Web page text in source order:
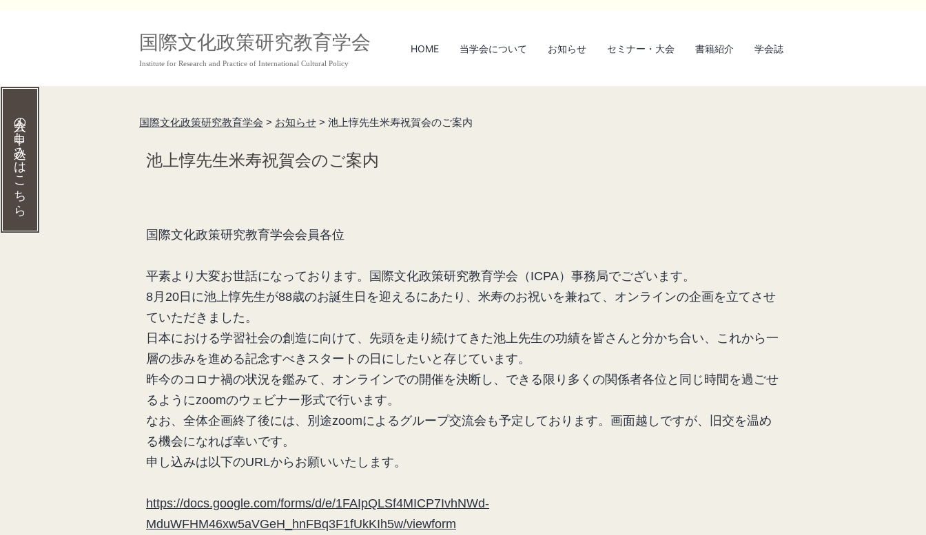
ン
プ
国際文化政策研究教育学会
Institute for Research and Practice of International Cultural Policy
HOME 当学会について お知らせ セミナー・大会 書籍紹介 学会誌
入会の申し込みはこちら 国際文化政策研究教育学会 > お知らせ > 池上惇先生米寿祝賀会のご案内
池上惇先生米寿祝賀会のご案内
国際文化政策研究教育学会会員各位
平素より大変お世話になっております。国際文化政策研究教育学会（ICPA）事務局でございます。
8月20日に池上惇先生が88歳のお誕生日を迎えるにあたり、米寿のお祝いを兼ねて、オンラインの企画を立てさせ
ていただきました。
日本における学習社会の創造に向けて、先頭を走り続けてきた池上先生の功績を皆さんと分かち合い、これから一
層の歩みを進める記念すべきスタートの日にしたいと存じています。
昨今のコロナ禍の状況を鑑みて、オンラインでの開催を決断し、できる限り多くの関係者各位と同じ時間を過ごせ
るようにzoomのウェビナー形式で行います。
なお、全体企画終了後には、別途zoomによるグループ交流会も予定しております。画面越しですが、旧交を温め
る機会になれば幸いです。
申し込みは以下のURLからお願いいたします。
https://docs.google.com/forms/d/e/1FAIpQLSf4MICP7IvhNWd-
MduWFHM46xw5aVGeH_hnFBq3F1fUkKIh5w/viewform